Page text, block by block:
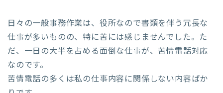
日々の一般事務作業は、役所なので書類を伴う冗長な
仕事が多いものの、特に苦には感じませんでした。た
だ、一日の大半を占める面倒な仕事が、苦情電話対応
なのです。
苦情電話の多くは私の仕事内容に関係しない内容ばか